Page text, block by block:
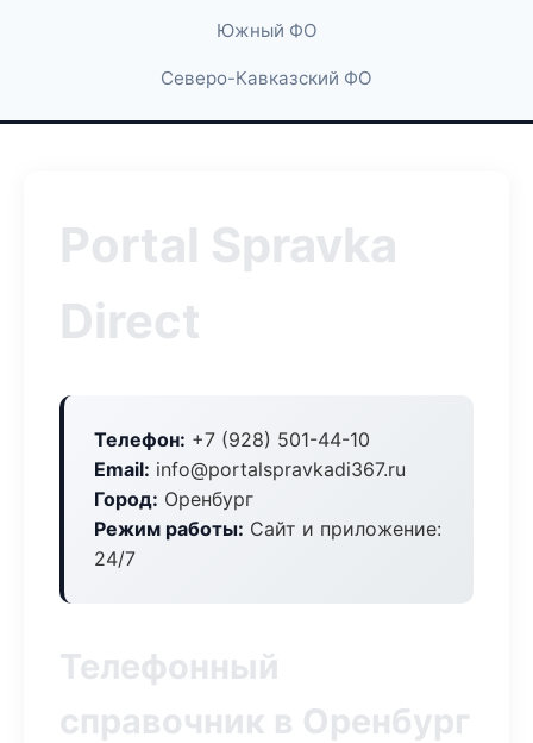
Южный ФО
Северо-Кавказский ФО
Portal Spravka
Direct
Телефон: +7 (928) 501-44-10
Email: info@portalspravkadi367.ru
Город: Оренбург
Режим работы: Сайт и приложение:
24/7
Телефонный
справочник в Оренбург